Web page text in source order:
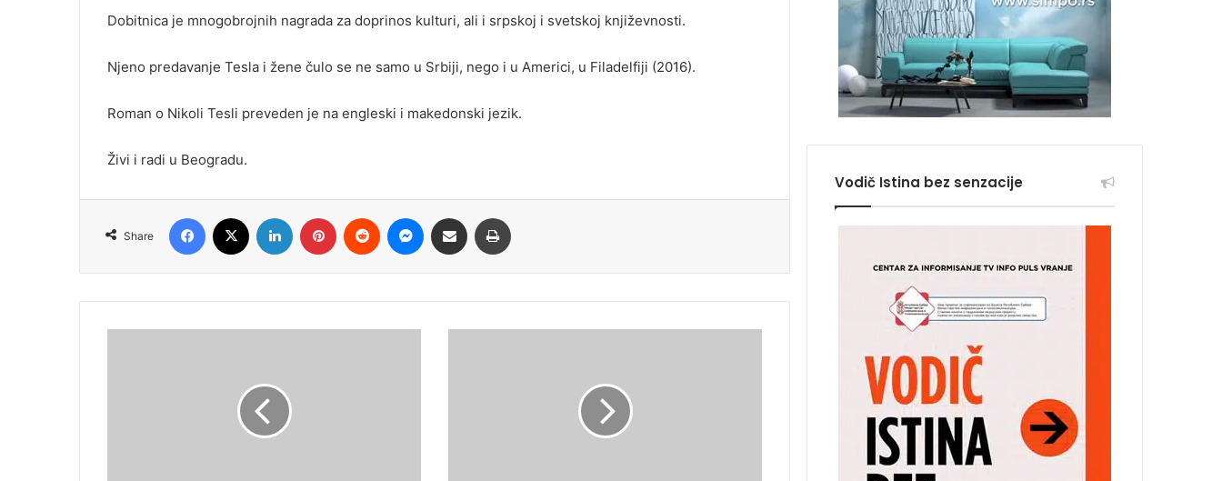
Dobitnica je mnogobrojnih nagrada za doprinos kulturi, ali i srpskoj i svetskoj književnosti.
Njeno predavanje Tesla i žene čulo se ne samo u Srbiji, nego i u Americi, u Filadelfiji (2016).
Roman o Nikoli Tesli preveden je na engleski i makedonski jezik.
Živi i radi u Beogradu.
Share
Facebook LinkedIn Pinterest Reddit Messenger
Share via Email
Vodič Istina bez senzacije